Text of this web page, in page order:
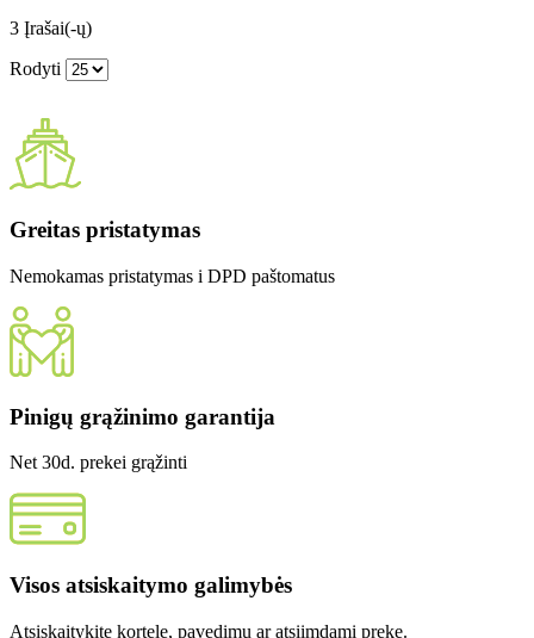
3 Įrašai(-ų)
Rodyti
Greitas pristatymas
Nemokamas pristatymas i DPD paštomatus
Pinigų grąžinimo garantija
Net 30d. prekei grąžinti
Visos atsiskaitymo galimybės
Atsiskaitykite kortele, pavedimu ar atsiimdami prekę.